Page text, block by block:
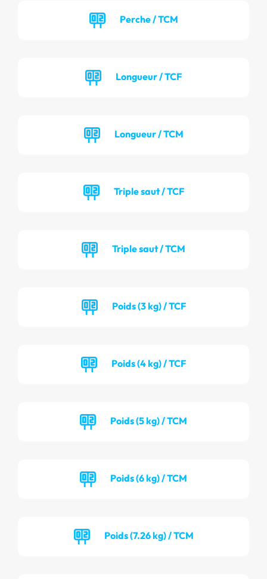
Perche / TCM
Longueur / TCF
Longueur / TCM
Triple saut / TCF
Triple saut / TCM
Poids (3 kg) / TCF
Poids (4 kg) / TCF
Poids (5 kg) / TCM
Poids (6 kg) / TCM
Poids (7.26 kg) / TCM